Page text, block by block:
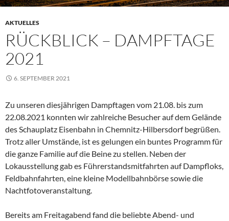
AKTUELLES
RÜCKBLICK – DAMPFTAGE
2021
6. SEPTEMBER 2021
Zu unseren diesjährigen Dampftagen vom 21.08. bis zum
22.08.2021 konnten wir zahlreiche Besucher auf dem Gelände
des Schauplatz Eisenbahn in Chemnitz-Hilbersdorf begrüßen.
Trotz aller Umstände, ist es gelungen ein buntes Programm für
die ganze Familie auf die Beine zu stellen. Neben der
Lokausstellung gab es Führerstandsmitfahrten auf Dampfloks,
Feldbahnfahrten, eine kleine Modellbahnbörse sowie die
Nachtfotoveranstaltung.
Bereits am Freitagabend fand die beliebte Abend- und